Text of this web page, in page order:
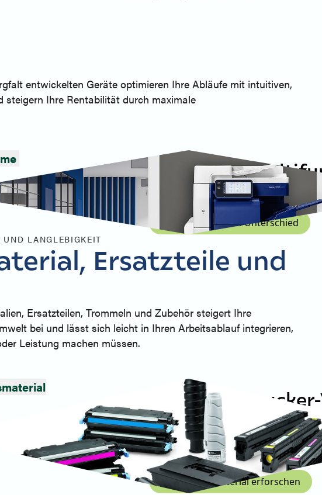
entwickelten Geräte optimieren Ihre Abläufe mit intuitiven,
steigern Ihre Rentabilität durch maximale
Arivia - A3
Die Farb- und Schwarzweiß-MFPs
Störungen am Arbeitsplatz und
Entdecken Sie den Unterschied
LANGLEBIGKEIT
Ersatzteile und
Ersatzteilen, Trommeln und Zubehör steigert Ihre
bei und lässt sich leicht in Ihren Arbeitsablauf integrieren,
Leistung machen müssen.
MFP- und
Katun bietet ein komplettes
Druckverbrauchsmaterialien, die
und zuverlässige Leistung für eine
gewährleisten.
Verbrauchsmaterial erforschen